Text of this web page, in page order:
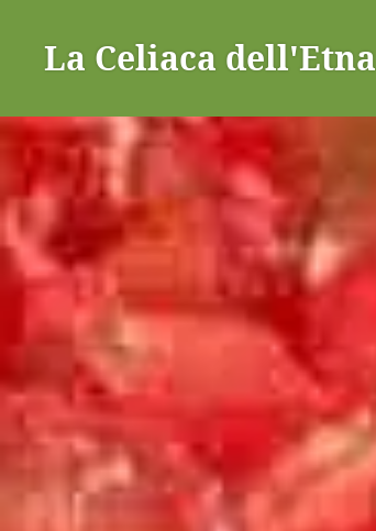
La Celiaca dell'Etna